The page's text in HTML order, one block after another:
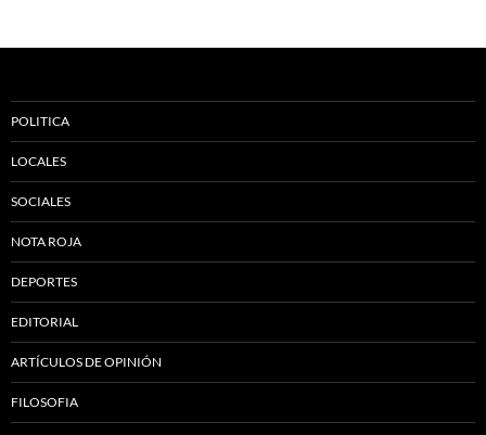
POLITICA
LOCALES
SOCIALES
NOTA ROJA
DEPORTES
EDITORIAL
ARTÍCULOS DE OPINIÓN
FILOSOFIA